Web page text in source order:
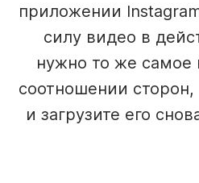
приложении
силу видео в
нужно то же самое
соотношении
и загрузите его